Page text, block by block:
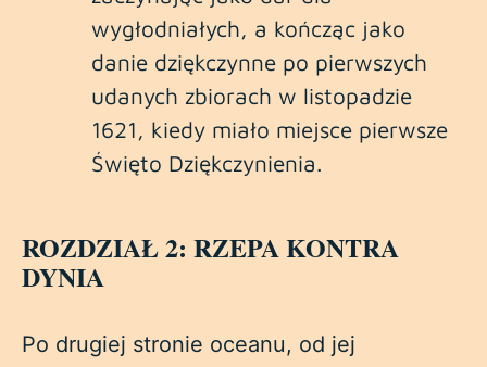
wygłodniałych, a kończąc jako
danie dziękczynne po pierwszych
udanych zbiorach w listopadzie
1621, kiedy miało miejsce pierwsze
Święto Dziękczynienia.
ROZDZIAŁ 2: RZEPA KONTRA
DYNIA
Po drugiej stronie oceanu, od jej